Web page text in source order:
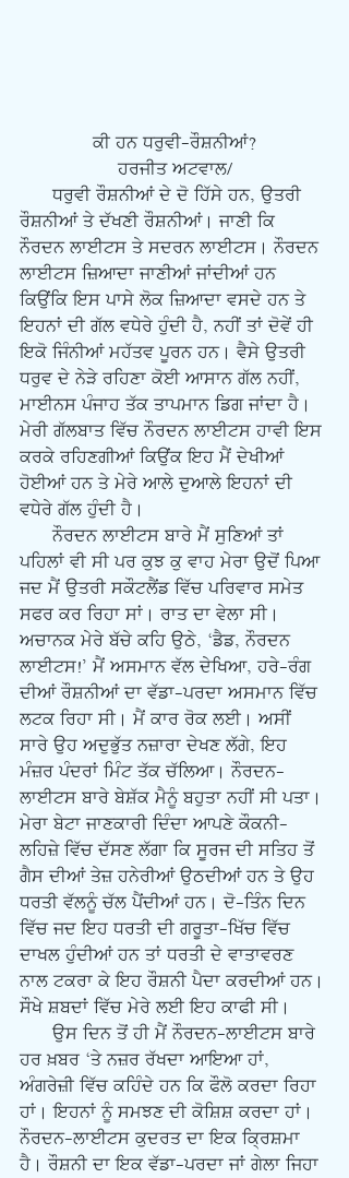
ਕੀ ਹਨ ਧਰੁਵੀ-ਰੌਸ਼ਨੀਆਂ?
ਹਰਜੀਤ ਅਟਵਾਲ/
      ਧਰੁਵੀ ਰੌਸ਼ਨੀਆਂ ਦੇ ਦੋ ਹਿੱਸੇ ਹਨ, ਉਤਰੀ
ਰੌਸ਼ਨੀਆਂ ਤੇ ਦੱਖਣੀ ਰੌਸ਼ਨੀਆਂ। ਜਾਣੀ ਕਿ
ਨੌਰਦਨ ਲਾਈਟਸ ਤੇ ਸਦਰਨ ਲਾਈਟਸ। ਨੌਰਦਨ
ਲਾਈਟਸ ਜ਼ਿਆਦਾ ਜਾਣੀਆਂ ਜਾਂਦੀਆਂ ਹਨ
ਕਿਉਂਕਿ ਇਸ ਪਾਸੇ ਲੋਕ ਜ਼ਿਆਦਾ ਵਸਦੇ ਹਨ ਤੇ
ਇਹਨਾਂ ਦੀ ਗੱਲ ਵਧੇਰੇ ਹੁੰਦੀ ਹੈ, ਨਹੀਂ ਤਾਂ ਦੋਵੇਂ ਹੀ
ਇਕੋ ਜਿੰਨੀਆਂ ਮਹੱਤਵ ਪੂਰਨ ਹਨ। ਵੈਸੇ ਉਤਰੀ
ਧਰੁਵ ਦੇ ਨੇੜੇ ਰਹਿਣਾ ਕੋਈ ਆਸਾਨ ਗੱਲ ਨਹੀਂ,
ਮਾਈਨਸ ਪੰਜਾਹ ਤੱਕ ਤਾਪਮਾਨ ਡਿਗ ਜਾਂਦਾ ਹੈ।
ਮੇਰੀ ਗੱਲਬਾਤ ਵਿੱਚ ਨੌਰਦਨ ਲਾਈਟਸ ਹਾਵੀ ਇਸ
ਕਰਕੇ ਰਹਿਣਗੀਆਂ ਕਿਉਂਕ ਇਹ ਮੈਂ ਦੇਖੀਆਂ
ਹੋਈਆਂ ਹਨ ਤੇ ਮੇਰੇ ਆਲੇ ਦੁਆਲੇ ਇਹਨਾਂ ਦੀ
ਵਧੇਰੇ ਗੱਲ ਹੁੰਦੀ ਹੈ।
      ਨੌਰਦਨ ਲਾਈਟਸ ਬਾਰੇ ਮੈਂ ਸੁਣਿਆਂ ਤਾਂ
ਪਹਿਲਾਂ ਵੀ ਸੀ ਪਰ ਕੁਝ ਕੁ ਵਾਹ ਮੇਰਾ ਉਦੋਂ ਪਿਆ
ਜਦ ਮੈਂ ਉਤਰੀ ਸਕੌਟਲੈਂਡ ਵਿੱਚ ਪਰਿਵਾਰ ਸਮੇਤ
ਸਫਰ ਕਰ ਰਿਹਾ ਸਾਂ। ਰਾਤ ਦਾ ਵੇਲਾ ਸੀ।
ਅਚਾਨਕ ਮੇਰੇ ਬੱਚੇ ਕਹਿ ਉਠੇ, ‘ਡੈਡ, ਨੌਰਦਨ
ਲਾਈਟਸ!’ ਮੈਂ ਅਸਮਾਨ ਵੱਲ ਦੇਖਿਆ, ਹਰੇ-ਰੰਗ
ਦੀਆਂ ਰੌਸ਼ਨੀਆਂ ਦਾ ਵੱਡਾ-ਪਰਦਾ ਅਸਮਾਨ ਵਿੱਚ
ਲਟਕ ਰਿਹਾ ਸੀ। ਮੈਂ ਕਾਰ ਰੋਕ ਲਈ। ਅਸੀਂ
ਸਾਰੇ ਉਹ ਅਦੁਭੁੱਤ ਨਜ਼ਾਰਾ ਦੇਖਣ ਲੱਗੇ, ਇਹ
ਮੰਜ਼ਰ ਪੰਦਰਾਂ ਮਿੰਟ ਤੱਕ ਚੱਲਿਆ। ਨੌਰਦਨ-
ਲਾਈਟਸ ਬਾਰੇ ਬੇਸ਼ੱਕ ਮੈਨੂੰ ਬਹੁਤਾ ਨਹੀਂ ਸੀ ਪਤਾ।
ਮੇਰਾ ਬੇਟਾ ਜਾਣਕਾਰੀ ਦਿੰਦਾ ਆਪਣੇ ਕੌਕਨੀ-
ਲਹਿਜ਼ੇ ਵਿੱਚ ਦੱਸਣ ਲੱਗਾ ਕਿ ਸੂਰਜ ਦੀ ਸਤਿਹ ਤੋਂ
ਗੈਸ ਦੀਆਂ ਤੇਜ਼ ਹਨੇਰੀਆਂ ਉਠਦੀਆਂ ਹਨ ਤੇ ਉਹ
ਧਰਤੀ ਵੱਲਨੂੰ ਚੱਲ ਪੈਂਦੀਆਂ ਹਨ। ਦੋ-ਤਿੰਨ ਦਿਨ
ਵਿੱਚ ਜਦ ਇਹ ਧਰਤੀ ਦੀ ਗਰੂਤਾ-ਖਿੱਚ ਵਿੱਚ
ਦਾਖਲ ਹੁੰਦੀਆਂ ਹਨ ਤਾਂ ਧਰਤੀ ਦੇ ਵਾਤਾਵਰਣ
ਨਾਲ ਟਕਰਾ ਕੇ ਇਹ ਰੌਸ਼ਨੀ ਪੈਦਾ ਕਰਦੀਆਂ ਹਨ।
ਸੌਖੇ ਸ਼ਬਦਾਂ ਵਿੱਚ ਮੇਰੇ ਲਈ ਇਹ ਕਾਫੀ ਸੀ।
ਹਰ ਖ਼ਬਰ ‘ਤੇ ਨਜ਼ਰ ਰੱਖਦਾ ਆਇਆ ਹਾਂ,
ਅੰਗਰੇਜ਼ੀ ਵਿੱਚ ਕਹਿੰਦੇ ਹਨ ਕਿ ਫੌਲੋ ਕਰਦਾ ਰਿਹਾ
ਹਾਂ। ਇਹਨਾਂ ਨੂੰ ਸਮਝਣ ਦੀ ਕੋਸ਼ਿਸ਼ ਕਰਦਾ ਹਾਂ।
ਨੌਰਦਨ-ਲਾਈਟਸ ਕੁਦਰਤ ਦਾ ਇਕ ਕ੍ਰਿਸ਼ਮਾ
ਹੈ। ਰੌਸ਼ਨੀ ਦਾ ਇਕ ਵੱਡਾ-ਪਰਦਾ ਜਾਂ ਗੇਲਾ ਜਿਹਾ